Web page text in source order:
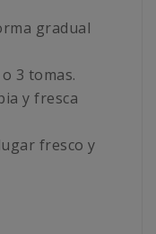
gradual
3 tomas.
y fresca
fresco y